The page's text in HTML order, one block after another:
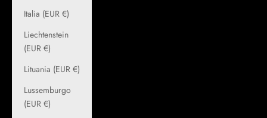
Italia (EUR €)
Liechtenstein
(EUR €)
Lituania (EUR €)
Lussemburgo
(EUR €)